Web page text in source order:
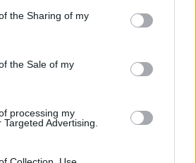
or usage behaviour. You may click to
Google and its third-party tags to
specified purposes in below Google
the Sharing of my
the Sale of my
processing my
Advertising.
Festa della
strade chiuse e le